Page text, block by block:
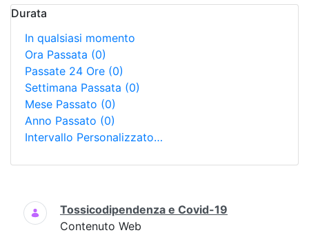
Durata
In qualsiasi momento
Ora Passata (0)
Passate 24 Ore (0)
Settimana Passata (0)
Mese Passato (0)
Anno Passato (0)
Intervallo Personalizzato…
Ricerca
Tossicodipendenza e Covid-19
Contenuto Web